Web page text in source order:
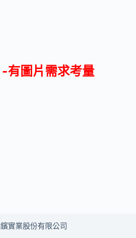
-有圖片需求考量
實業股份有限公司